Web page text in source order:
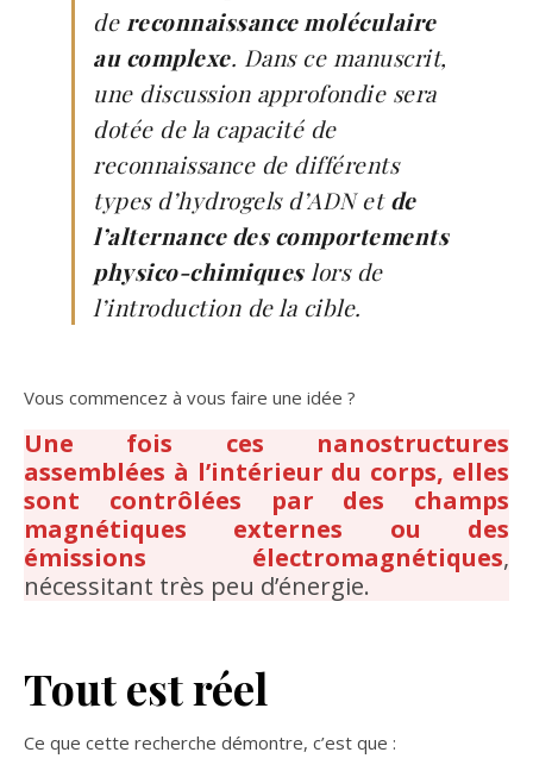
dereconnaissance moléculaire
au complexe. Dans ce manuscrit,
une discussion approfondie sera
dotée de la capacité de
reconnaissance de différents
types d’hydrogels d’ADN etde
l’alternance des comportements
physico-chimiqueslors de
l’introduction de la cible.
Vous commencez à vous faire une idée ?
Une fois ces nanostructures
assemblées à l’intérieur du corps, elles
sont contrôlées par des champs
magnétiques externes ou des
émissions électromagnétiques,
nécessitant très peu d’énergie.
Tout est réel
Ce que cette recherche démontre, c’est que :